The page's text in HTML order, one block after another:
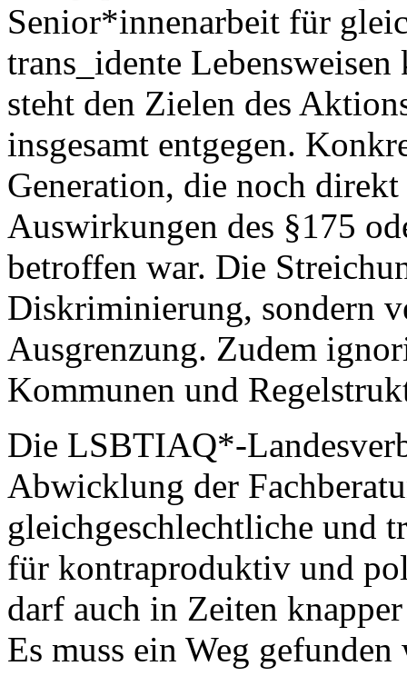
Senior*innenarbeit für
trans_idente
steht den Zielen des
insgesamt entgegen.
Generation, die noch
Auswirkungen des §175
betroffen war. Die
Diskriminierung, sondern
Ausgrenzung. Zudem
Kommunen und
Die LSBTIAQ*-
Abwicklung der
gleichgeschlechtliche und
für kontraproduktiv und
darf auch in Zeiten
Es muss ein Weg